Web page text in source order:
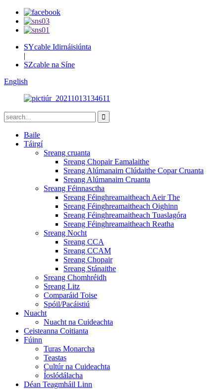
SYcable Idirnáisiúnta
|
SZcable na Síne
English
Baile
Táirgí
Sreang cruanta
Sreang Chopair Eamalaithe
Sreang Alúmanaim Clúdaithe Copar Cruanta
Sreang Alúmanaim Cruanta
Sreang Féinnasctha
Sreang Féinghreamaitheach Aeir The
Sreang Féinghreamaitheach Oighinn
Sreang Féinghreamaitheach Tuaslagóra
Sreang Féinghreamaitheach Reatha
Sreang Nocht
Sreang CCA
Sreang CCAM
Sreang Chopair
Sreang Stánaithe
Sreang Chomhréidh
Sreang Litz
Comparáid Toise
Spóil/Pacáistiú
Nuacht
Nuacht na Cuideachta
Ceisteanna Coitianta
Fúinn
Turas Monarcha
Teastas
Cultúr na Cuideachta
Íoslódálacha
Déan Teagmháil Linn